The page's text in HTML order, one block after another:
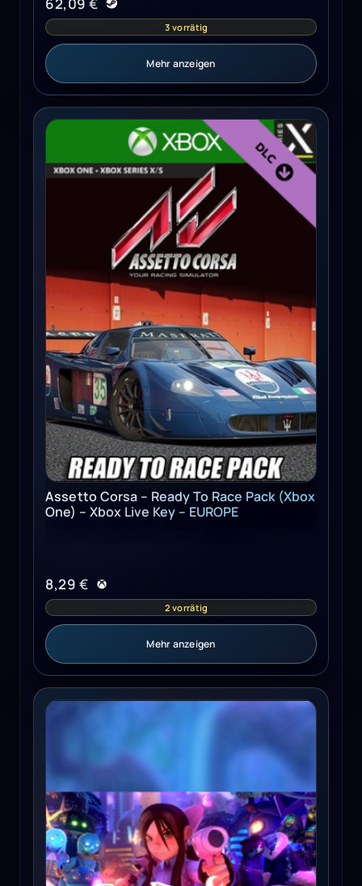
3 vorrätig
Mehr anzeigen
Assetto Corsa - Ready To Race Pack (Xbox One) - Xbox
Assetto Corsa – Ready To Race Pack (Xbox
One) – Xbox Live Key – EUROPE
8,29 €
2 vorrätig
Mehr anzeigen
Onirism Steam Key GLOBAL